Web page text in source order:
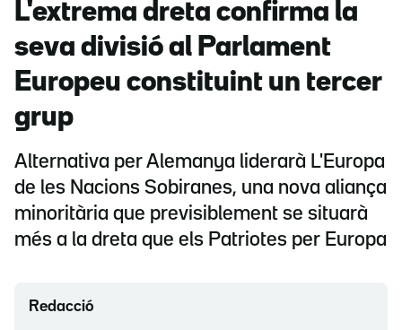
L'extrema dreta confirma la
seva divisió al Parlament
Europeu constituint un tercer
grup
Alternativa per Alemanya liderarà L'Europa
de les Nacions Sobiranes, una nova aliança
minoritària que previsiblement se situarà
més a la dreta que els Patriotes per Europa
Redacció